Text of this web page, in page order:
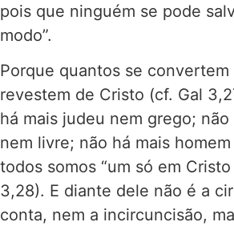
pois que ninguém se pode
modo”.
Porque quantos se convertem
revestem de Cristo (cf. Gal
há mais judeu nem grego;
nem livre; não há mais
todos somos “um só em Cristo
3,28). E diante dele não é a
conta, nem a incircuncisão,